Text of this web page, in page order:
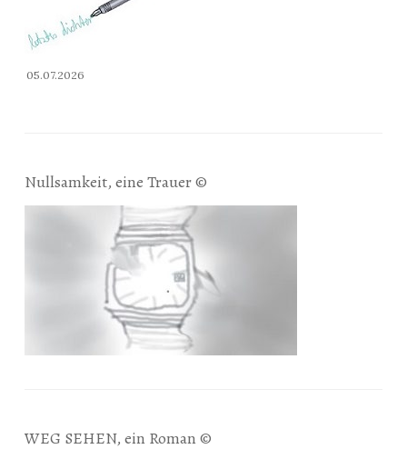
05.07.2026
Nullsamkeit, eine Trauer ©
WEG SEHEN, ein Roman ©